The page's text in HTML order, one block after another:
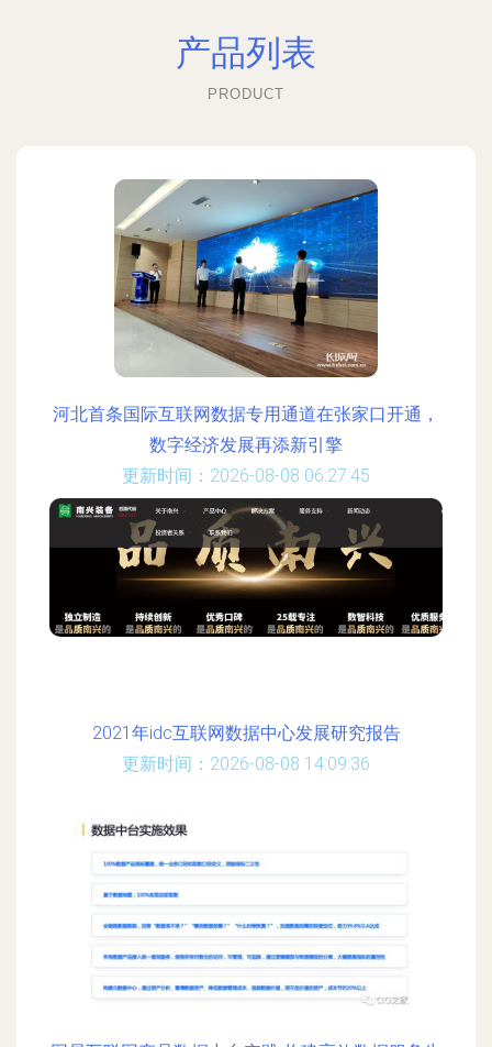
产品列表
PRODUCT
河北首条国际互联网数据专用通道在张家口开通，
数字经济发展再添新引擎
更新时间：2026-08-08 06:27:45
2021年idc互联网数据中心发展研究报告
更新时间：2026-08-08 14:09:36